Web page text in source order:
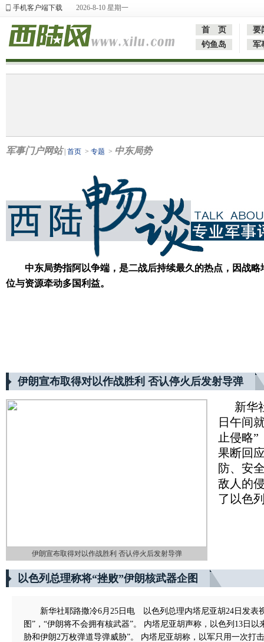
手机客户端下载 2026-8-10 星期一
首 页
钓鱼岛
要
军
军事门户网站| 首页 > 专题 > 中东局势
中东局势指阿以争端，是二战后持续最久的热点，因战略
位与资源牵动多国利益。
伊朗宣布取得对以作战胜利 否认停火后发射导弹
伊朗宣布取得对以作战胜利 否认停火后发射导弹
新华
日午间
止侵略
果断回
防、安
敌人的
了以色
以色列总理称将“挫败”伊朗核武器企图
新华社耶路撒冷6月25日电 以色列总理内塔尼亚胡24日发表
图”，“伊朗将不会拥有核武器”。 内塔尼亚胡声称，以色列13日
胁和伊朗2万枚弹道导弹威胁”。 内塔尼亚胡称，以军只用一次打